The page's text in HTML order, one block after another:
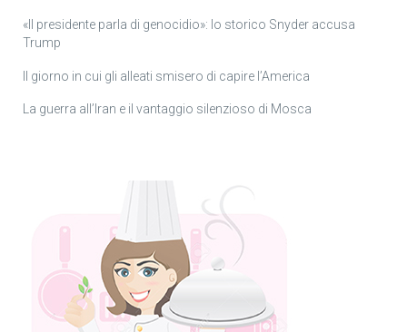
«Il presidente parla di genocidio»: lo storico Snyder accusa
Trump
Il giorno in cui gli alleati smisero di capire l’America
La guerra all’Iran e il vantaggio silenzioso di Mosca